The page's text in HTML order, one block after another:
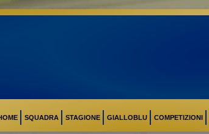
SQUADRA STAGIONE GIALLOBLU COMPETIZIONI